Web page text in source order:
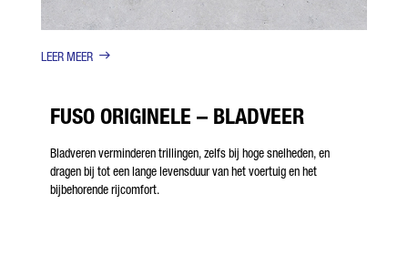
LEER MEER
FUSO ORIGINELE – BLADVEER
Bladveren verminderen trillingen, zelfs bij hoge snelheden, en
dragen bij tot een lange levensduur van het voertuig en het
bijbehorende rijcomfort.